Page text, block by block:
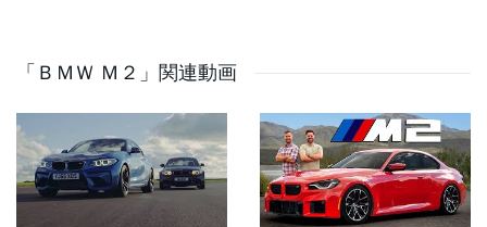
EXTRA THROTTLE HOUSE!
https://www.youtube.com/c/ExtraThrottleHouse
Throttle House Merch!
https://www.thethrottlehouse.com/merchandise/
「ＢＭＷ Ｍ２」関連動画